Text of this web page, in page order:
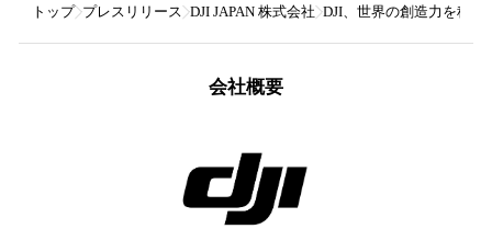
トップ プレスリリース DJI JAPAN 株式会社 DJI、世界の創造力を称
会社概要